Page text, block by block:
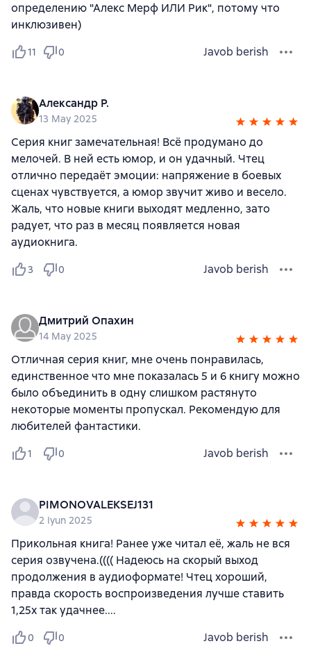
определению "Алекс Мерф ИЛИ Рик", потому что
инклюзивен)
11 0 Javob berish
Александр Р.
13 May 2025
Серия книг замечательная! Всё продумано до
мелочей. В ней есть юмор, и он удачный. Чтец
отлично передаёт эмоции: напряжение в боевых
сценах чувствуется, а юмор звучит живо и весело.
Жаль, что новые книги выходят медленно, зато
радует, что раз в месяц появляется новая
аудиокнига.
3 0 Javob berish
Дмитрий Опахин
14 May 2025
Отличная серия книг, мне очень понравилась,
единственное что мне показалась 5 и 6 книгу можно
было объединить в одну слишком растянуто
некоторые моменты пропускал. Рекомендую для
любителей фантастики.
1 0 Javob berish
PIMONOVALEKSEJ131
2 Iyun 2025
Прикольная книга! Ранее уже читал её, жаль не вся
серия озвучена.(((( Надеюсь на скорый выход
продолжения в аудиоформате! Чтец хороший,
правда скорость воспроизведения лучше ставить
1,25х так удачнее....
0 0 Javob berish